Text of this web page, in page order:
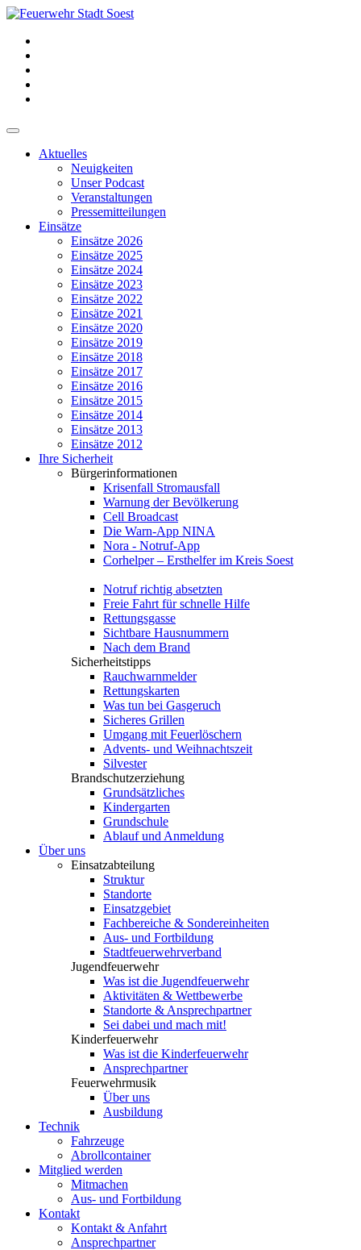
Aktuelles
Neuigkeiten
Unser Podcast
Veranstaltungen
Pressemitteilungen
Einsätze
Einsätze 2026
Einsätze 2025
Einsätze 2024
Einsätze 2023
Einsätze 2022
Einsätze 2021
Einsätze 2020
Einsätze 2019
Einsätze 2018
Einsätze 2017
Einsätze 2016
Einsätze 2015
Einsätze 2014
Einsätze 2013
Einsätze 2012
Ihre Sicherheit
Bürgerinformationen
Krisenfall Stromausfall
Warnung der Bevölkerung
Cell Broadcast
Die Warn-App NINA
Nora - Notruf-App
Corhelper – Ersthelfer im Kreis Soest
Notruf richtig absetzten
Freie Fahrt für schnelle Hilfe
Rettungsgasse
Sichtbare Hausnummern
Nach dem Brand
Sicherheitstipps
Rauchwarnmelder
Rettungskarten
Was tun bei Gasgeruch
Sicheres Grillen
Umgang mit Feuerlöschern
Advents- und Weihnachtszeit
Silvester
Brandschutzerziehung
Grundsätzliches
Kindergarten
Grundschule
Ablauf und Anmeldung
Über uns
Einsatzabteilung
Struktur
Standorte
Einsatzgebiet
Fachbereiche & Sondereinheiten
Aus- und Fortbildung
Stadtfeuerwehrverband
Jugendfeuerwehr
Was ist die Jugendfeuerwehr
Aktivitäten & Wettbewerbe
Standorte & Ansprechpartner
Sei dabei und mach mit!
Kinderfeuerwehr
Was ist die Kinderfeuerwehr
Ansprechpartner
Feuerwehrmusik
Über uns
Ausbildung
Technik
Fahrzeuge
Abrollcontainer
Mitglied werden
Mitmachen
Aus- und Fortbildung
Kontakt
Kontakt & Anfahrt
Ansprechpartner